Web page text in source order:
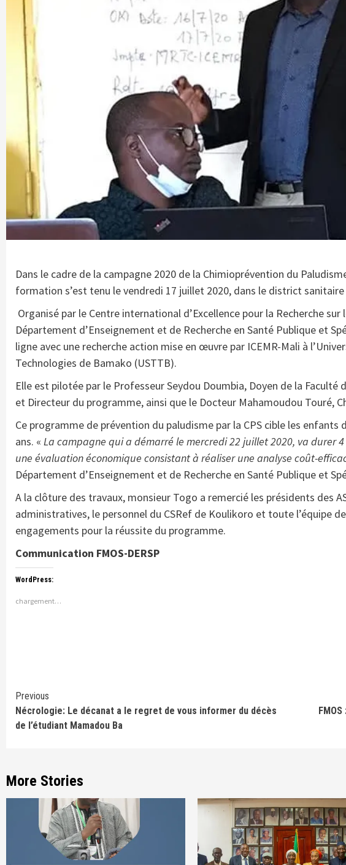
Dans le cadre de la campagne 2020 de la Chimioprévention du
formation s’est tenu le vendredi 17 juillet 2020, dans le district
Organisé par le Centre international d’Excellence pour la Recherche
Département d’Enseignement et de Recherche en Santé Publique et
ligne avec une recherche action mise en œuvre par ICEMR-Mali à
Technologies de Bamako (USTTB).
Elle est pilotée par le Professeur Seydou Doumbia, Doyen de la
et Directeur du programme, ainsi que le Docteur Mahamoudou Touré,
Ce programme de prévention du paludisme par la CPS cible les
ans. « La campagne qui a démarré le mercredi 22 juillet 2020, va durer
une évaluation économique consistant à réaliser une analyse coût-
Département d’Enseignement et de Recherche en Santé Publique et
A la clôture des travaux, monsieur Togo a remercié les présidents des
administratives, le personnel du CSRef de Koulikoro et toute l’équipe
engagements pour la réussite du programme.
Communication FMOS-DERSP
WordPress:
chargement…
Continue
Reading
Previous
Nécrologie: Le décanat a le regret de vous informer du décès
de l’étudiant Mamadou Ba
More Stories